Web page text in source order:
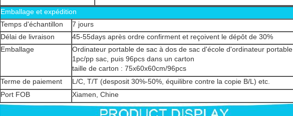
Emballage et expédition
Temps d'échantillon
7 jours
Délai de livraison
45-55days après ordre confirment et reçoivent le dépôt de 30%
Emballage
Ordinateur portable de sac à dos de sac d'école d'ordinateur portable
1pc/pp sac, puis 96pcs dans un carton
taille de carton : 75x60x60cm/96pcs
Terme de paiement
L/C, T/T (desposit 30%-50%, équilibre contre la copie B/L) etc.
Port FOB
Xiamen, Chine